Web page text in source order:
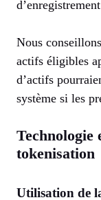
Nous
actifs éligibles
d’actifs
système si les
tokenisation
Utilisation de